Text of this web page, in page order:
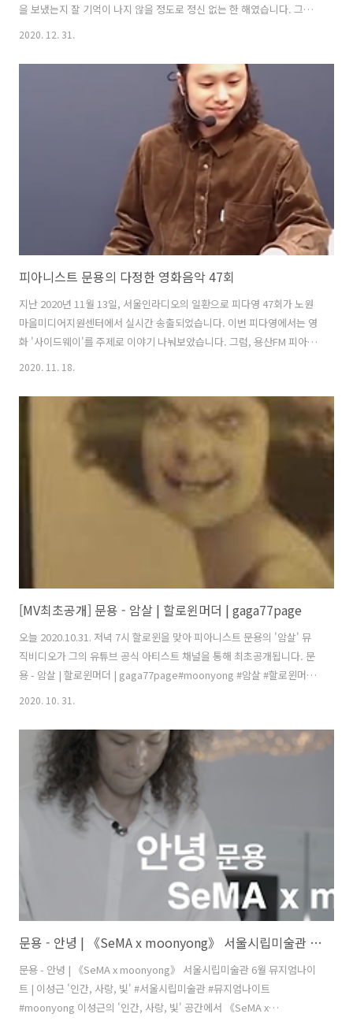
을 보냈는지 잘 기억이 나지 않을 정도로 정신 없는 한 해였습니다. 그래
서 조용히 지난 한 해를 돌아보려 합니다. 먼저, 새해의 다짐을 얼마나 지
목 부터 깊이 반성중입니다. 이래저래 바쁘다는 핑계로 밖에도 잘 나가지
않고 운동을 게을리 했습니다. 건강을 잃으면 아무 것도 의미가 없다는
점, 무엇보다 건강이 우선이라는 점 잊지 말아야겠습니다. 2. 퀸 피아노
앨범 제작 퀸의 음악을 재해석하는 음반을 내는 것이 오랜 꿈이었는데,
이에 대한 재미난 실험과 더불어 제작의 초석을 닦고 있습니다. ..
2020. 12. 31.
피아니스트 문용의 다정한 영화음악 47회
지난 2020년 11월 13일, 서울인라디오의 일환으로 피다영 47회가 노원
마을미디어지원센터에서 실시간 송출되었습니다. 이번 피다영에서는 영
화 '사이드웨이'를 주제로 이야기 나눠보았습니다. 그럼, 용산FM 피아니
스트 문용의 다정한 영화음악 47회를 들어보시기 바랍니다. 댓글과 좋아
니스트 문용의 다정한 영화음악 47회 - 사이드웨이 [용산FM] 피아니스트
문용의 다정한 영화음악 47회 - 사이드웨이 [용산FM] 진행: 문용 / 게스
트: 만게TAra / 기술: 노원마을미디어지원센터 채우석 주임 *영화 : 사이
드웨이 (Side way , 2004) - ◇ 한줄거리 : 와인 www.podty.me
www.podbbang.co..
2020. 11. 18.
[MV최초공개] 문용 - 암살 | 할로윈머더 | gaga77page
오늘 2020.10.31. 저녁 7시 할로윈을 맞아 피아니스트 문용의 '암살' 뮤
직비디오가 그의 유튜브 공식 아티스트 채널을 통해 최초공개됩니다. 문
용 - 암살 | 할로윈머더 | gaga77page#moonyong #암살 #할로윈머더
문용 유튜브 채널 구독하기:
sub_confirmation=1 애플 뮤직에서 문용 앨범 듣기:
https://music.apple.com/kr/artist/moonyong/1199085719문용
LP/CD 구매하기: https://moontara.co.kr 문용 팔로우 하
기:https://www.facebook.com/pianistmoonyonghttps://
2020. 10. 31.
문용 - 안녕 | 《SeMA x moonyong》 서울시립미술관 6월 뮤지엄나이트 | 이성근 '인간, 사랑, 빛'
문용 - 안녕 | 《SeMA x moonyong》 서울시립미술관 6월 뮤지엄나이
트 | 이성근 '인간, 사랑, 빛' #서울시립미술관 #뮤지엄나이트
#moonyong 이성근의 '인간, 사랑, 빛' 공간에서 《SeMA x